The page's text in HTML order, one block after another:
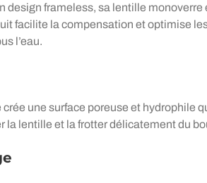
frameless, sa lentille
facilite la compensation et optimise
l’eau.
une surface poreuse et hydrophile
lentille et la frotter délicatement du